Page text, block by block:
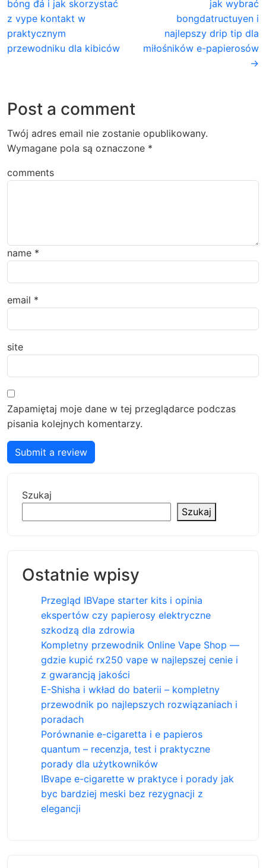
bóng đá i jak skorzystać
z vype kontakt w
praktycznym
przewodniku dla kibiców
jak wybrać
bongdatructuyen i
najlepszy drip tip dla
miłośników e-papierosów
→
Post a comment
Twój adres email nie zostanie opublikowany.
Wymagane pola są oznaczone *
comments
name *
email *
site
Zapamiętaj moje dane w tej przeglądarce podczas
pisania kolejnych komentarzy.
Submit a review
Szukaj
Szukaj
Ostatnie wpisy
Przegląd IBVape starter kits i opinia
ekspertów czy papierosy elektryczne
szkodzą dla zdrowia
Kompletny przewodnik Online Vape Shop —
gdzie kupić rx250 vape w najlepszej cenie i
z gwarancją jakości
E-Shisha i wkład do baterii – kompletny
przewodnik po najlepszych rozwiązaniach i
poradach
Porównanie e-cigaretta i e papieros
quantum – recenzja, test i praktyczne
porady dla użytkowników
IBvape e-cigarette w praktyce i porady jak
byc bardziej meski bez rezygnacji z
elegancji